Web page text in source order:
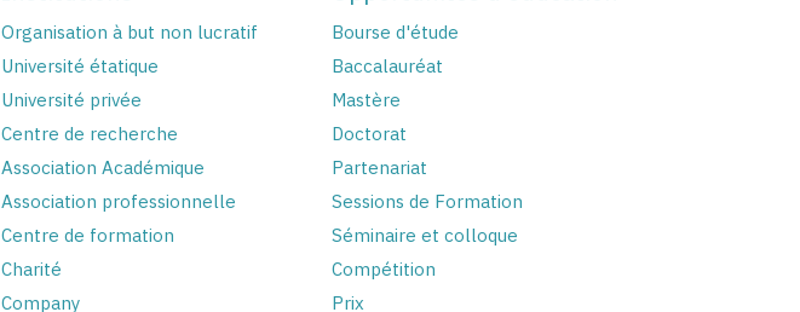
Organisation à but non lucratif
Université étatique
Université privée
Centre de recherche
Association Académique
Association professionnelle
Centre de formation
Charité
Company
Bourse d'étude
Baccalauréat
Mastère
Doctorat
Partenariat
Sessions de Formation
Séminaire et colloque
Compétition
Prix